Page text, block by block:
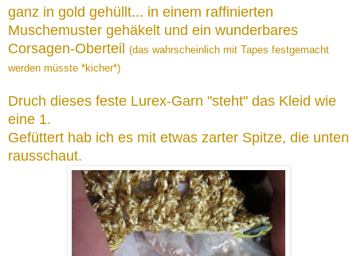
ganz in gold gehüllt... in einem raffinierten
Muschemuster gehäkelt und ein wunderbares
Corsagen-Oberteil
(das wahrscheinlich mit Tapes festgemacht
werden müsste *kicher*)
Druch dieses feste Lurex-Garn "steht" das Kleid wie
eine 1.
Gefüttert hab ich es mit etwas zarter Spitze, die unten
rausschaut.